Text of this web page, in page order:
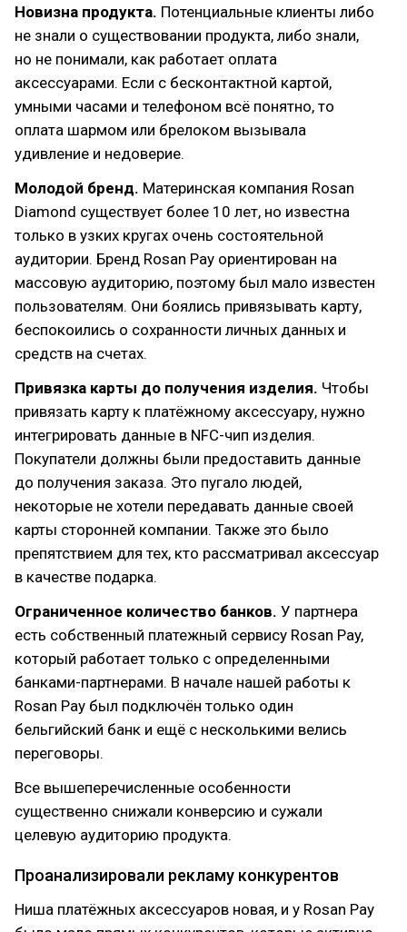
Новизна продукта. Потенциальные клиенты либо
не знали о существовании продукта, либо знали,
но не понимали, как работает оплата
аксессуарами. Если с бесконтактной картой,
умными часами и телефоном всё понятно, то
оплата шармом или брелоком вызывала
удивление и недоверие.
Молодой бренд. Материнская компания Rosan
Diamond существует более 10 лет, но известна
только в узких кругах очень состоятельной
аудитории. Бренд Rosan Pay ориентирован на
массовую аудиторию, поэтому был мало известен
пользователям. Они боялись привязывать карту,
беспокоились о сохранности личных данных и
средств на счетах.
Привязка карты до получения изделия. Чтобы
привязать карту к платёжному аксессуару, нужно
интегрировать данные в NFC-чип изделия.
Покупатели должны были предоставить данные
до получения заказа. Это пугало людей,
некоторые не хотели передавать данные своей
карты сторонней компании. Также это было
препятствием для тех, кто рассматривал аксессуар
в качестве подарка.
Ограниченное количество банков. У партнера
есть собственный платежный сервису Rosan Pay,
который работает только с определенными
банками-партнерами. В начале нашей работы к
Rosan Pay был подключён только один
бельгийский банк и ещё с несколькими велись
переговоры.
Все вышеперечисленные особенности
существенно снижали конверсию и сужали
целевую аудиторию продукта.
Проанализировали рекламу конкурентов
Ниша платёжных аксессуаров новая, и у Rosan Pay